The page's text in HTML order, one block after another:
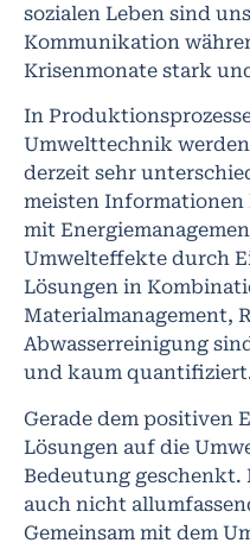
sozialen Leben sind
Kommunikation
Krisenmonate stark
In
Umwelttechnik
derzeit sehr
meisten Informationen
mit
Umwelteffekte durch
Lösungen in
Materialmanagement,
Abwasserreinigung
und kaum
Gerade dem positiven
Lösungen auf die
Bedeutung
auch nicht
Gemeinsam mit dem